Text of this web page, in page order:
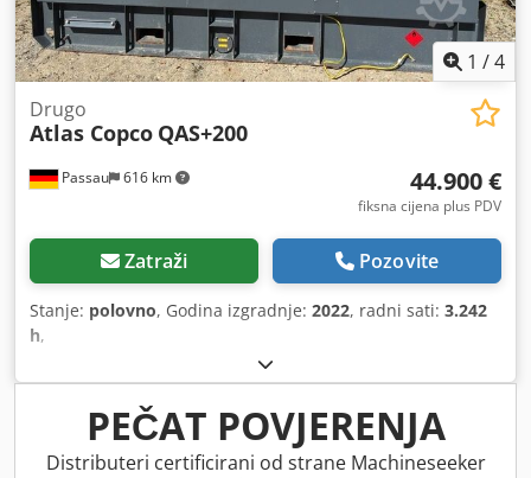
1 /4
Passau 616 km
Drugo
Atlas Copco QAS+200
44.900 €
fiksna cijena plus PDV
Zatraži Pozovite
Stanje: polovno, Godina izgradnje: 2022, radni sati: 3.242
h,
PEČAT POVJERENJA
Distributeri certificirani od strane Machineseeker